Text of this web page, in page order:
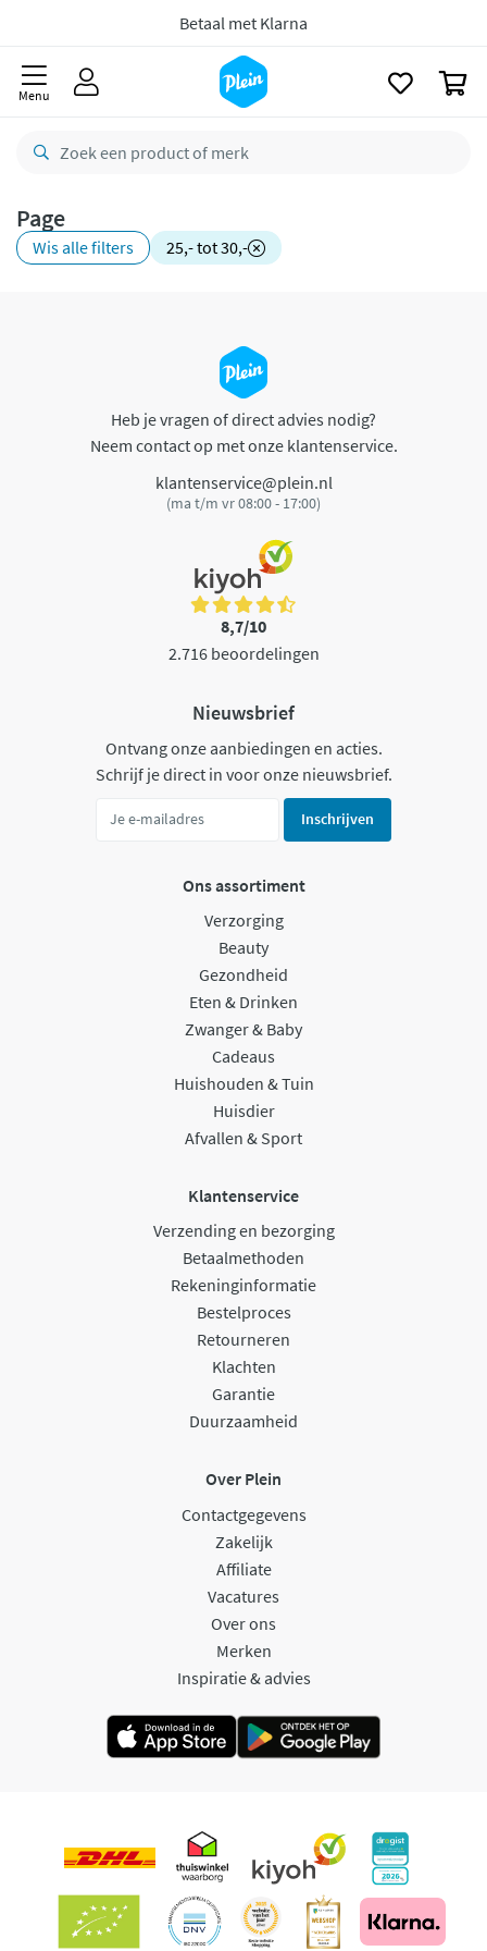
Betaal met Klarna
Menu
Page
Wis alle filters 25,- tot 30,-
Heb je vragen of direct advies nodig?
Neem contact op met onze klantenservice.
klantenservice@plein.nl
(ma t/m vr 08:00 - 17:00)
8,7/10
2.716 beoordelingen
Nieuwsbrief
Ontvang onze aanbiedingen en acties.
Schrijf je direct in voor onze nieuwsbrief.
Inschrijven
Ons assortiment
Verzorging
Beauty
Gezondheid
Eten & Drinken
Zwanger & Baby
Cadeaus
Huishouden & Tuin
Huisdier
Afvallen & Sport
Klantenservice
Verzending en bezorging
Betaalmethoden
Rekeninginformatie
Bestelproces
Retourneren
Klachten
Garantie
Duurzaamheid
Over Plein
Contactgegevens
Zakelijk
Affiliate
Vacatures
Over ons
Merken
Inspiratie & advies